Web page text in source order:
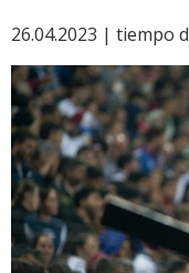
26.04.2023 | tiempo